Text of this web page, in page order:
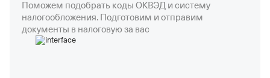
Поможем подобрать коды ОКВЭД и систему
налогообложения. Подготовим и отправим
документы в налоговую за вас